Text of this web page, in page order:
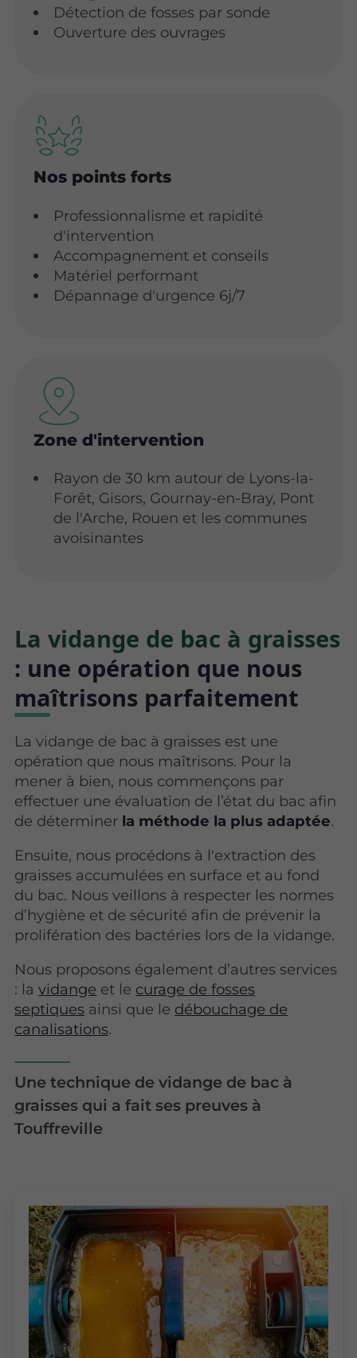
Détection de fosses par sonde
Ouverture des ouvrages
Nos points forts
Professionnalisme et rapidité
d'intervention
Accompagnement et conseils
Matériel performant
Dépannage d'urgence 6j/7
Zone d'intervention
Rayon de 30 km autour de Lyons-la-
Forêt, Gisors, Gournay-en-Bray, Pont
de l'Arche, Rouen et les communes
avoisinantes
La vidange de bac à graisses
: une opération que nous
maîtrisons parfaitement
La vidange de bac à graisses est une
opération que nous maîtrisons. Pour la
mener à bien, nous commençons par
effectuer une évaluation de l’état du bac afin
de déterminer la méthode la plus adaptée.
Ensuite, nous procédons à l'extraction des
graisses accumulées en surface et au fond
du bac. Nous veillons à respecter les normes
d’hygiène et de sécurité afin de prévenir la
prolifération des bactéries lors de la vidange.
Nous proposons également d’autres services
: lavidange et le curage de fosses
septiques ainsi que le débouchage de
canalisations.
Une technique de vidange de bac à
graisses qui a fait ses preuves à
Touffreville